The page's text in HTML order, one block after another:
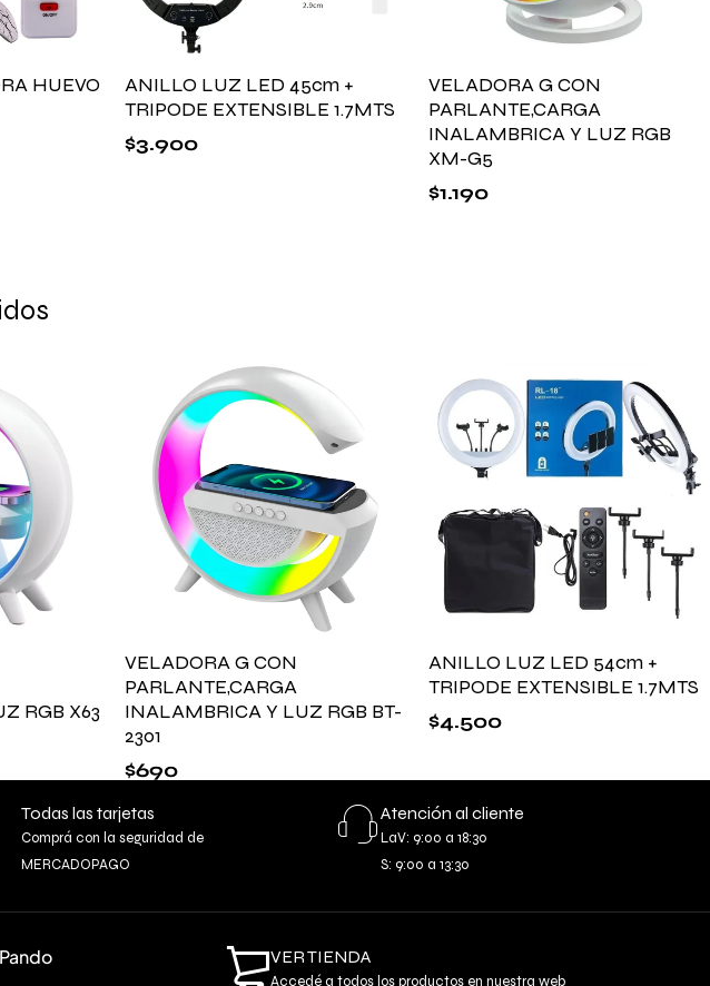
HUEVO
ANILLO LUZ LED 45cm +
TRIPODE EXTENSIBLE 1.7MTS
$3.900
VELADORA G CON
PARLANTE,CARGA
INALAMBRICA Y LUZ RGB
XM-G5
$1.190
RGB X63
VELADORA G CON
PARLANTE,CARGA
INALAMBRICA Y LUZ RGB BT-
2301
$690
ANILLO LUZ LED 54cm +
TRIPODE EXTENSIBLE 1.7MTS
$4.500
Todas las tarjetas
Comprá con la seguridad de
MERCADOPAGO
Atención al cliente
LaV: 9:00 a 18:30
S: 9:00 a 13:30
VER TIENDA
Accedé a todos los productos en nuestra web